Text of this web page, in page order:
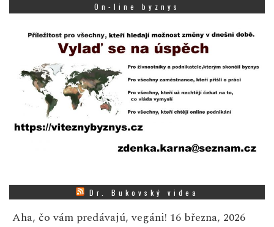
On-line byznys
Dr. Bukovský videa
Aha, čo vám predávajú, vegáni! 16 března, 2026